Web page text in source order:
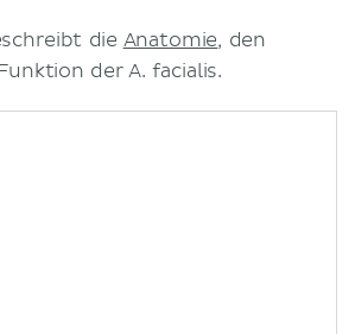
die Anatomie, den
der A. facialis.